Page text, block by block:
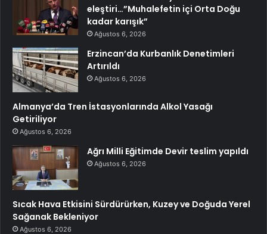
eleştiri…”Muhalefetin içi Orta Doğu
kadar karışık”
Ağustos 6, 2026
Erzincan’da Kurbanlık Denetimleri
Artırıldı
Ağustos 6, 2026
Almanya’da Tren İstasyonlarında Alkol Yasağı
Getiriliyor
Ağustos 6, 2026
Ağrı Milli Eğitimde Devir teslim yapıldı
Ağustos 6, 2026
Sıcak Hava Etkisini Sürdürürken, Kuzey ve Doğuda Yerel
Sağanak Bekleniyor
Ağustos 6, 2026